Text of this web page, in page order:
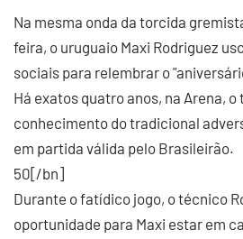
Na mesma onda da torcida
feira, o uruguaio Maxi Rodriguez
sociais para relembrar o
Há exatos quatro anos, na Arena,
conhecimento do tradicional
em partida válida pelo Brasileirão.
50[/bn]
Durante o fatídico jogo, o técnico
oportunidade para Maxi estar em